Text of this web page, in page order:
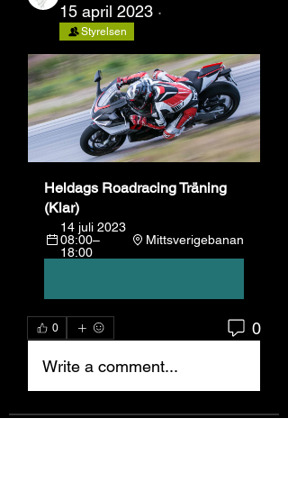
15 april 2023 ·
Styrelsen
Heldags Roadracing Träning
(Klar)
14 juli 2023
08:00–
18:00
Mittsverigebanan
0
0
Write a comment...